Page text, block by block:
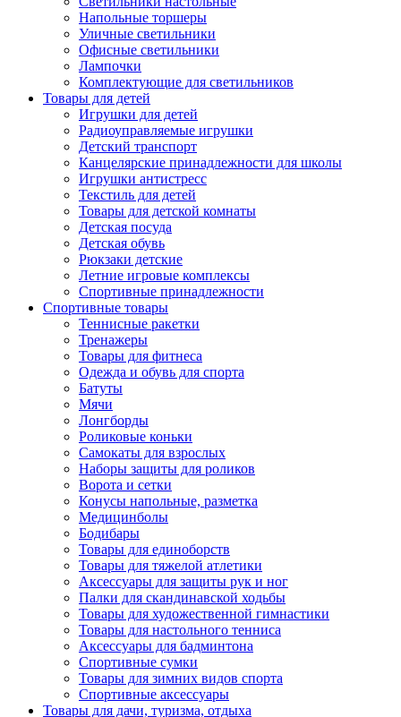
Напольные торшеры
Уличные светильники
Офисные светильники
Лампочки
Комплектующие для светильников
Товары для детей
Игрушки для детей
Радиоуправляемые игрушки
Детский транспорт
Канцелярские принадлежности для школы
Игрушки антистресс
Текстиль для детей
Товары для детской комнаты
Детская посуда
Детская обувь
Рюкзаки детские
Летние игровые комплексы
Спортивные принадлежности
Спортивные товары
Теннисные ракетки
Тренажеры
Товары для фитнеса
Одежда и обувь для спорта
Батуты
Мячи
Лонгборды
Роликовые коньки
Самокаты для взрослых
Наборы защиты для роликов
Ворота и сетки
Конусы напольные, разметка
Медицинболы
Бодибары
Товары для единоборств
Товары для тяжелой атлетики
Аксессуары для защиты рук и ног
Палки для скандинавской ходьбы
Товары для художественной гимнастики
Товары для настольного тенниса
Аксессуары для бадминтона
Спортивные сумки
Товары для зимних видов спорта
Спортивные аксессуары
Товары для дачи, туризма, отдыха